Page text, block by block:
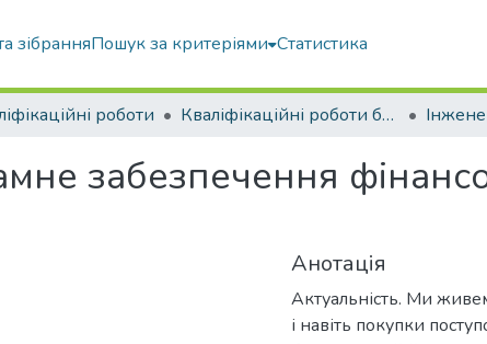
зібранняПошук за критеріями Статистика
роботи Кваліфікаційні роботи бакалаврів
забезпечення
Анотація
Актуальність. Ми
і навіть покупки